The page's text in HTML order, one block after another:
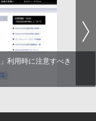
利用時に注意すべき